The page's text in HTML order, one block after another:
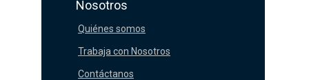
Quiénes somos
Contáctanos
Trabaja con Nosotros
Nosotros